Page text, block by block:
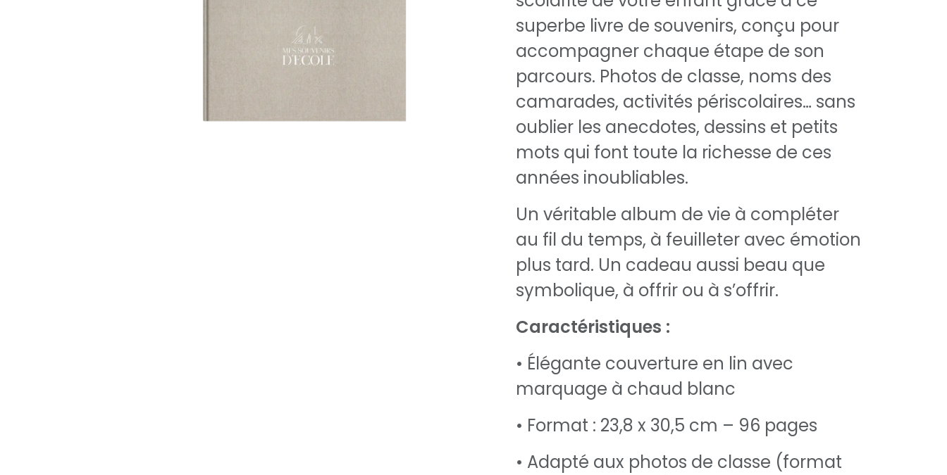
superbe livre de souvenirs, conçu pour
accompagner chaque étape de son
parcours. Photos de classe, noms des
camarades, activités périscolaires… sans
oublier les anecdotes, dessins et petits
mots qui font toute la richesse de ces
années inoubliables.
Un véritable album de vie à compléter
au fil du temps, à feuilleter avec émotion
plus tard. Un cadeau aussi beau que
symbolique, à offrir ou à s’offrir.
Caractéristiques :
• Élégante couverture en lin avec
marquage à chaud blanc
• Format : 23,8 x 30,5 cm – 96 pages
• Adapté aux photos de classe (format